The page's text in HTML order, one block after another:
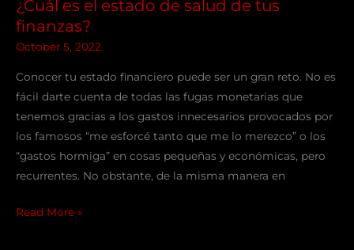
¿Cuál es el estado de salud de tus
finanzas?
October 5, 2022
Conocer tu estado financiero puede ser un gran reto. No es
fácil darte cuenta de todas las fugas monetarias que
tenemos gracias a los gastos innecesarios provocados por
los famosos “me esforcé tanto que me lo merezco” o los
“gastos hormiga” en cosas pequeñas y económicas, pero
recurrentes. No obstante, de la misma manera en
Read More »